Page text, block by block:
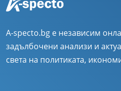
A-specto.bg е независим
задълбочени анализи и
света на политиката,